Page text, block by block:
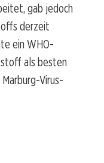
gab jedoch
derzeit
ein WHO-
als besten
Virus-